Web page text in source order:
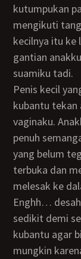
kutumpukan
mengikuti
kecilnya itu ke
gantian
suamiku tadi.
Penis kecil yang masih mengkerut di dalam kulup itu
kubantu
vaginaku.
penuh
yang belum
terbuka dan
melesak ke
Enghh… desahku tak sadar saat penis kecil anakku
sedikit demi
kubantu agar
mungkin